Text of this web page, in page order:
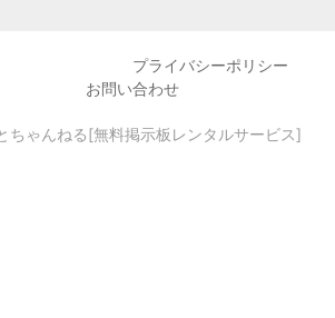
プライバシーポリシー
お問い合わせ
ちゃんねる[無料掲示板レンタルサービス]